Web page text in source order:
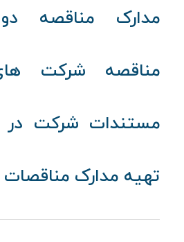
مدارک مناقصه
مناقصه شرکت‌
مستندات شرکت در
تهیه مدارک مناقصات